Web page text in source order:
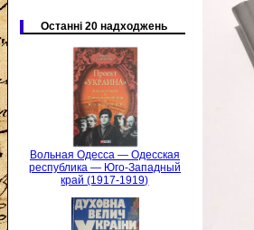
Останні 20 надходжень
Вольная Одесса — Одесская
республика — Юго-Западный
край (1917-1919)